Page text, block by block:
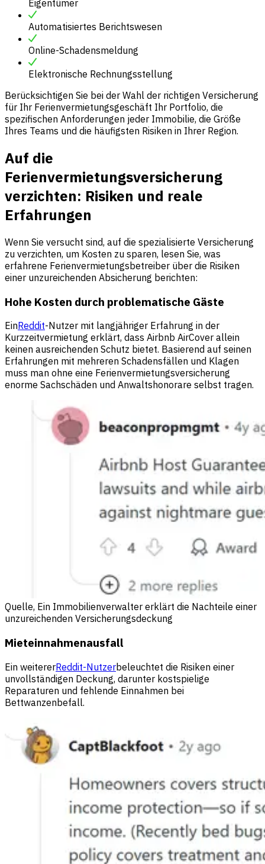
Eigentümer
Automatisiertes Berichtswesen
Online-Schadensmeldung
Elektronische Rechnungsstellung
Berücksichtigen Sie bei der Wahl der richtigen Versicherung
für Ihr Ferienvermietungsgeschäft Ihr Portfolio, die
spezifischen Anforderungen jeder Immobilie, die Größe
Ihres Teams und die häufigsten Risiken in Ihrer Region.
Auf die
Ferienvermietungsversicherung
verzichten: Risiken und reale
Erfahrungen
Wenn Sie versucht sind, auf die spezialisierte Versicherung
zu verzichten, um Kosten zu sparen, lesen Sie, was
erfahrene Ferienvermietungsbetreiber über die Risiken
einer unzureichenden Absicherung berichten:
Hohe Kosten durch problematische Gäste
EinReddit-Nutzer mit langjähriger Erfahrung in der
Kurzzeitvermietung erklärt, dass Airbnb AirCover allein
keinen ausreichenden Schutz bietet. Basierend auf seinen
Erfahrungen mit mehreren Schadensfällen und Klagen
muss man ohne eine Ferienvermietungsversicherung
enorme Sachschäden und Anwaltshonorare selbst tragen.
Quelle, Ein Immobilienverwalter erklärt die Nachteile einer
unzureichenden Versicherungsdeckung
Mieteinnahmenausfall
Ein weitererReddit-Nutzerbeleuchtet die Risiken einer
unvollständigen Deckung, darunter kostspielige
Reparaturen und fehlende Einnahmen bei
Bettwanzenbefall.